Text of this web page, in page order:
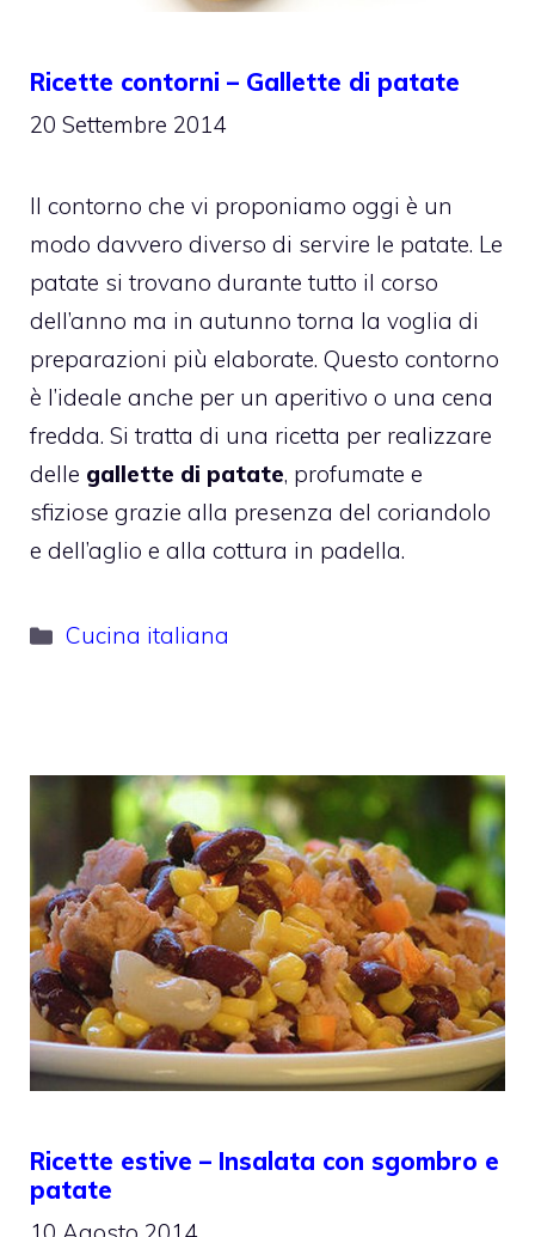
Ricette contorni – Gallette di patate
20 Settembre 2014
Il contorno che vi proponiamo oggi è un
modo davvero diverso di servire le patate. Le
patate si trovano durante tutto il corso
dell’anno ma in autunno torna la voglia di
preparazioni più elaborate. Questo contorno
è l’ideale anche per un aperitivo o una cena
fredda. Si tratta di una ricetta per realizzare
delle gallette di patate, profumate e
sfiziose grazie alla presenza del coriandolo
e dell’aglio e alla cottura in padella.
Categorie
Cucina italiana
Ricette estive – Insalata con sgombro e
patate